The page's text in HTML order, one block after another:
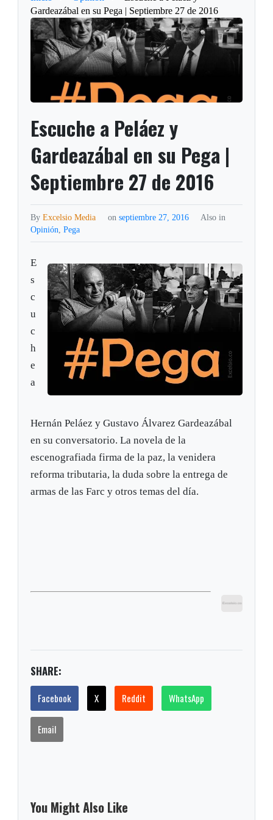
Gardeazábal en su Pega | Septiembre 27 de 2016
Escuche a Peláez y
Gardeazábal en su Pega |
Septiembre 27 de 2016
ByExcelsio Media on septiembre 27, 2016
Also in
Opinión,Pega
E
s
c
u
c
h
e
a
Hernán Peláez y Gustavo Álvarez Gardeazábal
en su conversatorio. La novela de la
escenografiada firma de la paz, la venidera
reforma tributaria, la duda sobre la entrega de
armas de las Farc y otros temas del día.
SHARE:
Facebook X Reddit WhatsApp
Email
You Might Also Like